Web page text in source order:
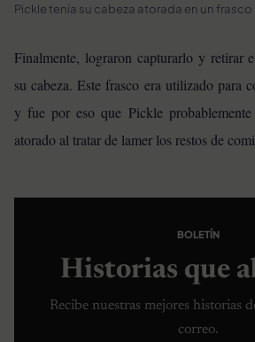
Pickle tenía su cabeza atorada en un frasco
Finalmente, lograron capturarlo y retirar
su cabeza. Este frasco era utilizado para
y fue por eso que Pickle
atorado al tratar de lamer los restos de
BOLETÍN
Historias que
Recibe nuestras mejores historias
correo.